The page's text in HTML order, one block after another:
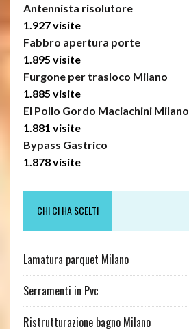
Antennista risolutore
1.927 visite
Fabbro apertura porte
1.895 visite
Furgone per trasloco Milano
1.885 visite
El Pollo Gordo Maciachini Milano
1.881 visite
Bypass Gastrico
1.878 visite
CHI CI HA SCELTI
Lamatura parquet Milano
Serramenti in Pvc
Ristrutturazione bagno Milano